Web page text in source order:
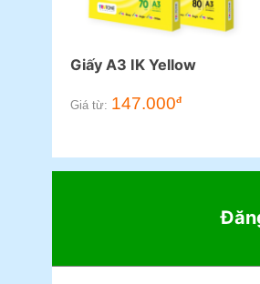
Giấy A3 IK Yellow
Giá từ: 147.000đ